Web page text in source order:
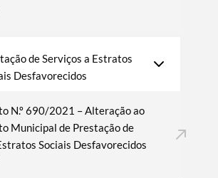
de Serviços a Estratos
Desfavorecidos
N.º 690/2021 – Alteração ao
Municipal de Prestação de
Sociais Desfavorecidos